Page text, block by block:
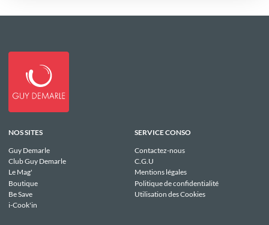
NOS SITES
Guy Demarle
Club Guy Demarle
Le Mag'
Boutique
Be Save
i-Cook'in
SERVICE CONSO
Contactez-nous
C.G.U
Mentions légales
Politique de confidentialité
Utilisation des Cookies